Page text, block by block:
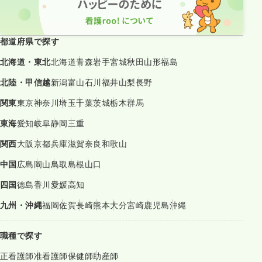
都道府県で探す
北海道・東北北海道青森岩手宮城秋田山形福島
北陸・甲信越新潟富山石川福井山梨長野
関東東京神奈川埼玉千葉茨城栃木群馬
東海愛知岐阜静岡三重
関西大阪京都兵庫滋賀奈良和歌山
中国広島岡山鳥取島根山口
四国徳島香川愛媛高知
九州・沖縄福岡佐賀長崎熊本大分宮崎鹿児島沖縄
職種で探す
正看護師准看護師保健師助産師